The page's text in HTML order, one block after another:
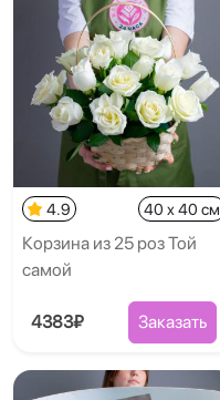
4.9 40 x 40 см
Корзина из 25 роз Той
самой
4383₽ Заказать